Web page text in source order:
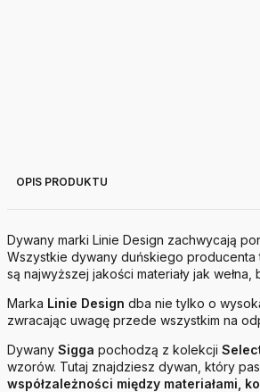
OPIS PRODUKTU
Dywany marki Linie Design zachwycają
Wszystkie dywany duńskiego
są najwyższej jakości materiały jak wełna,
Marka Linie Design dba nie tylko o
zwracając uwagę przede wszystkim na
Dywany Sigga pochodzą z kolekcji
wzorów. Tutaj znajdziesz dywan, który
współzależności między materiałami,